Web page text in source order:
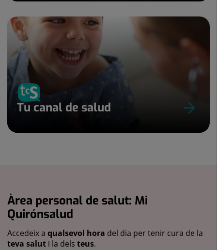
Tu canal de salud
Àrea personal de salut: Mi
Quirónsalud
Accedeix a qualsevol hora del dia per tenir cura de la
teva salut i la dels teus.